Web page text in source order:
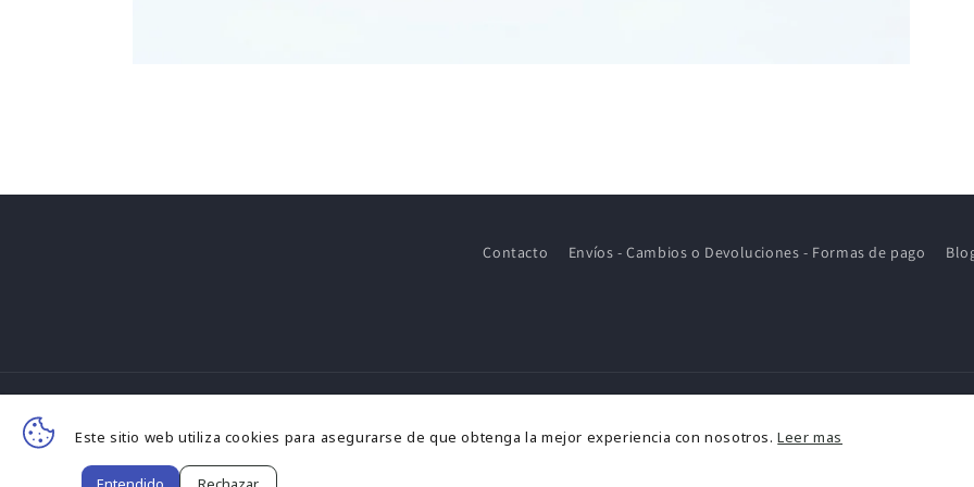
Contacto Envíos - Cambios o Devoluciones - Formas de pago
Formas
Este sitio web utiliza cookies para asegurarse de que obtenga la mejor experiencia con nosotros. Leer mas